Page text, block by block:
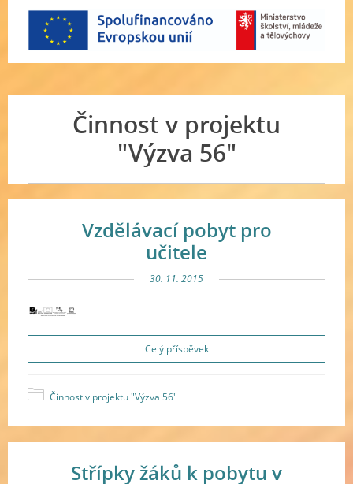
Činnost v projektu
"Výzva 56"
Vzdělávací pobyt pro
učitele
30. 11. 2015
Celý příspěvek
Činnost v projektu "Výzva 56"
Střípky žáků k pobytu v